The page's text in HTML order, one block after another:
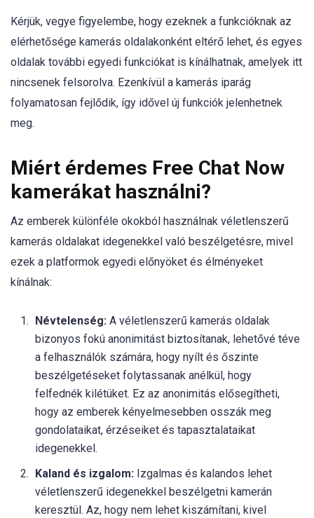
Kérjük, vegye figyelembe, hogy ezeknek a funkcióknak az
elérhetősége kamerás oldalakonként eltérő lehet, és egyes
oldalak további egyedi funkciókat is kínálhatnak, amelyek itt
nincsenek felsorolva. Ezenkívül a kamerás iparág
folyamatosan fejlődik, így idővel új funkciók jelenhetnek
meg.
Miért érdemes Free Chat Now
kamerákat használni?
Az emberek különféle okokból használnak véletlenszerű
kamerás oldalakat idegenekkel való beszélgetésre, mivel
ezek a platformok egyedi előnyöket és élményeket
kínálnak:
Névtelenség: A véletlenszerű kamerás oldalak
bizonyos fokú anonimitást biztosítanak, lehetővé téve
a felhasználók számára, hogy nyílt és őszinte
beszélgetéseket folytassanak anélkül, hogy
felfednék kilétüket. Ez az anonimitás elősegítheti,
hogy az emberek kényelmesebben osszák meg
gondolataikat, érzéseiket és tapasztalataikat
idegenekkel.
Kaland és izgalom: Izgalmas és kalandos lehet
véletlenszerű idegenekkel beszélgetni kamerán
keresztül. Az, hogy nem lehet kiszámítani, kivel